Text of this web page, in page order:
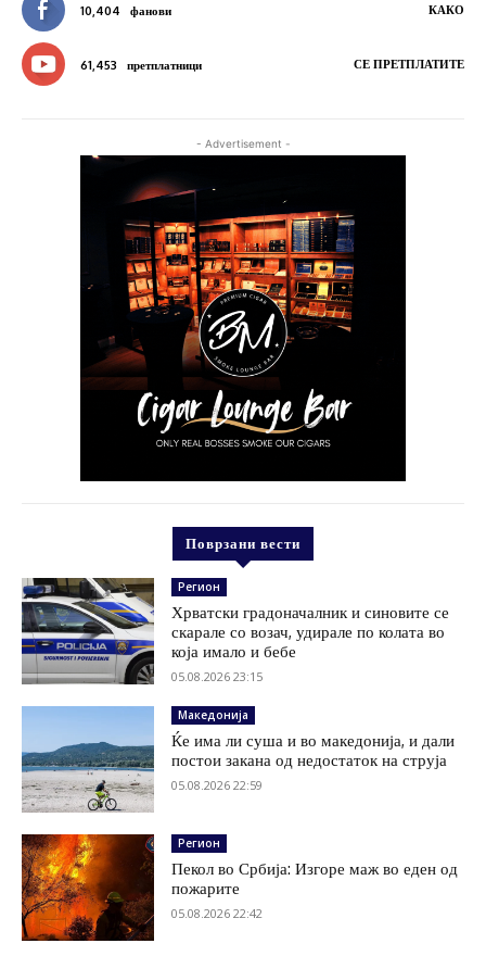
10,404 фанови КАКО
61,453 претплатници СЕ ПРЕТПЛАТИТЕ
- Advertisement -
Поврзани вести
Регион
Хрватски градоначалник и синовите се
скарале со возач, удирале по колата во
која имало и бебе
05.08.2026 23:15
Македонија
Ќе има ли суша и во македонија, и дали
постои закана од недостаток на струја
05.08.2026 22:59
Регион
Пекол во Србија: Изгоре маж во еден од
пожарите
05.08.2026 22:42